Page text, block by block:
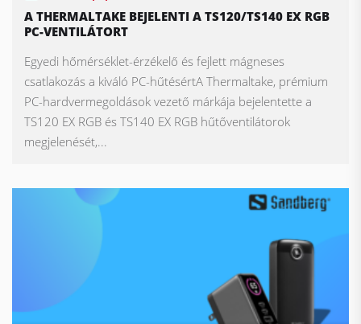
A THERMALTAKE BEJELENTI A TS120/TS140 EX RGB
PC-VENTILÁTORT
Egyedi hőmérséklet-érzékelő és fejlett mágneses
csatlakozás a kiváló PC-hűtésértA Thermaltake, prémium
PC-hardvermegoldások vezető márkája bejelentette a
TS120 EX RGB és TS140 EX RGB hűtőventilátorok
megjelenését,...